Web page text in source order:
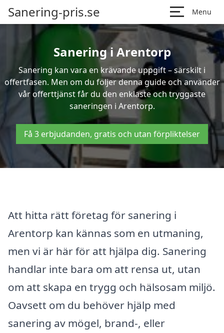
Sanering-pris.se Menu
Sanering i Arentorp
Sanering kan vara en krävande uppgift – särskilt i
offertfasen. Men om du följer denna guide och använder
vår offerttjänst får du den enklaste och tryggaste
saneringen i Arentorp.
Få 3 erbjudanden, gratis och utan förpliktelser
Att hitta rätt företag för sanering i
Arentorp kan kännas som en utmaning,
men vi är här för att hjälpa dig. Sanering
handlar inte bara om att rensa ut, utan
om att skapa en trygg och hälsosam miljö.
Oavsett om du behöver hjälp med
sanering av mögel, brand-, eller